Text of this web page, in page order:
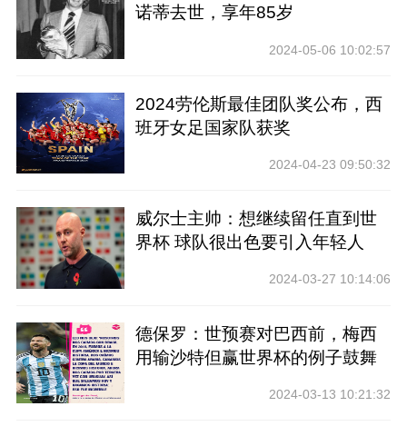
诺蒂去世，享年85岁
2024-05-06 10:02:57
2024劳伦斯最佳团队奖公布，西
班牙女足国家队获奖
2024-04-23 09:50:32
威尔士主帅：想继续留任直到世
界杯 球队很出色要引入年轻人
2024-03-27 10:14:06
德保罗：世预赛对巴西前，梅西
用输沙特但赢世界杯的例子鼓舞
2024-03-13 10:21:32